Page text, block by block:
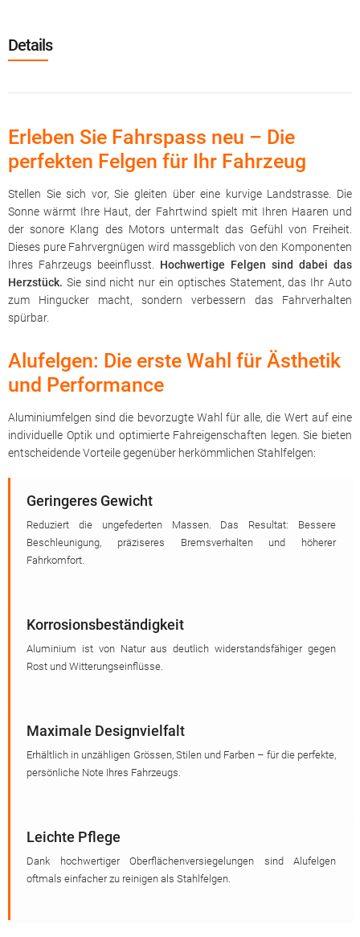
Details
Erleben Sie Fahrspass neu – Die
perfekten Felgen für Ihr Fahrzeug
Stellen Sie sich vor, Sie gleiten über eine kurvige Landstrasse. Die
Sonne wärmt Ihre Haut, der Fahrtwind spielt mit Ihren Haaren und
der sonore Klang des Motors untermalt das Gefühl von Freiheit.
Dieses pure Fahrvergnügen wird massgeblich von den Komponenten
Ihres Fahrzeugs beeinflusst. Hochwertige Felgen sind dabei das
Herzstück. Sie sind nicht nur ein optisches Statement, das Ihr Auto
zum Hingucker macht, sondern verbessern das Fahrverhalten
spürbar.
Alufelgen: Die erste Wahl für Ästhetik
und Performance
Aluminiumfelgen sind die bevorzugte Wahl für alle, die Wert auf eine
individuelle Optik und optimierte Fahreigenschaften legen. Sie bieten
entscheidende Vorteile gegenüber herkömmlichen Stahlfelgen:
Geringeres Gewicht
Reduziert die ungefederten Massen. Das Resultat: Bessere
Beschleunigung, präziseres Bremsverhalten und höherer
Fahrkomfort.
Korrosionsbeständigkeit
Aluminium ist von Natur aus deutlich widerstandsfähiger gegen
Rost und Witterungseinflüsse.
Maximale Designvielfalt
Erhältlich in unzähligen Grössen, Stilen und Farben – für die perfekte,
persönliche Note Ihres Fahrzeugs.
Leichte Pflege
Dank hochwertiger Oberflächenversiegelungen sind Alufelgen
oftmals einfacher zu reinigen als Stahlfelgen.